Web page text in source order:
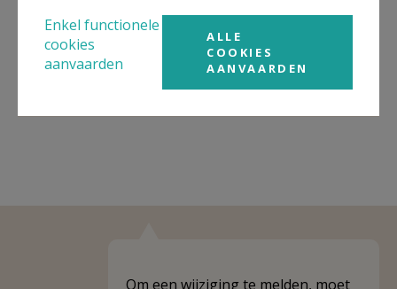
organisaties, in de buurt.
Kerken in of nabij
Beersel - Sint-
Genesius-Rode
Om een wijziging te melden, moet
Enkel functionele
cookies
aanvaarden
ALLE
COOKIES
AANVAARDEN